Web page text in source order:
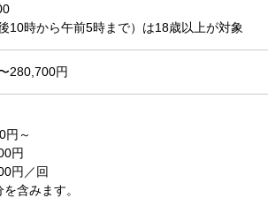
10時から午前5時まで）は18歳以上が対象
280,700円
円～
円
円／回
含みます。